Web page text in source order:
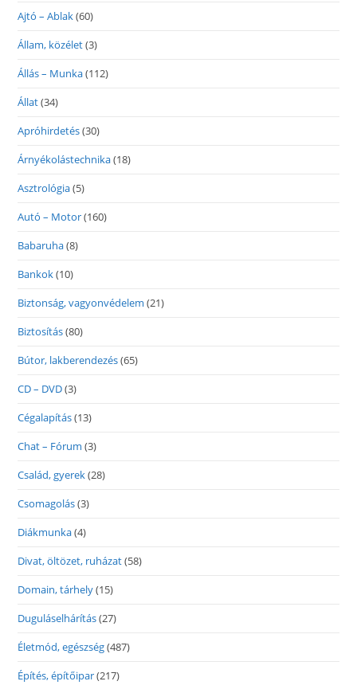
Ajtó – Ablak(60)
Állam, közélet(3)
Állás – Munka(112)
Állat(34)
Apróhirdetés(30)
Árnyékolástechnika(18)
Asztrológia(5)
Autó – Motor(160)
Babaruha(8)
Bankok(10)
Biztonság, vagyonvédelem (21)
Biztosítás(80)
Bútor, lakberendezés(65)
CD – DVD(3)
Cégalapítás(13)
Chat – Fórum (3)
Család, gyerek(28)
Csomagolás(3)
Diákmunka(4)
Divat, öltözet, ruházat(58)
Domain, tárhely(15)
Duguláselhárítás(27)
Életmód, egészség(487)
Építés, építőipar(217)